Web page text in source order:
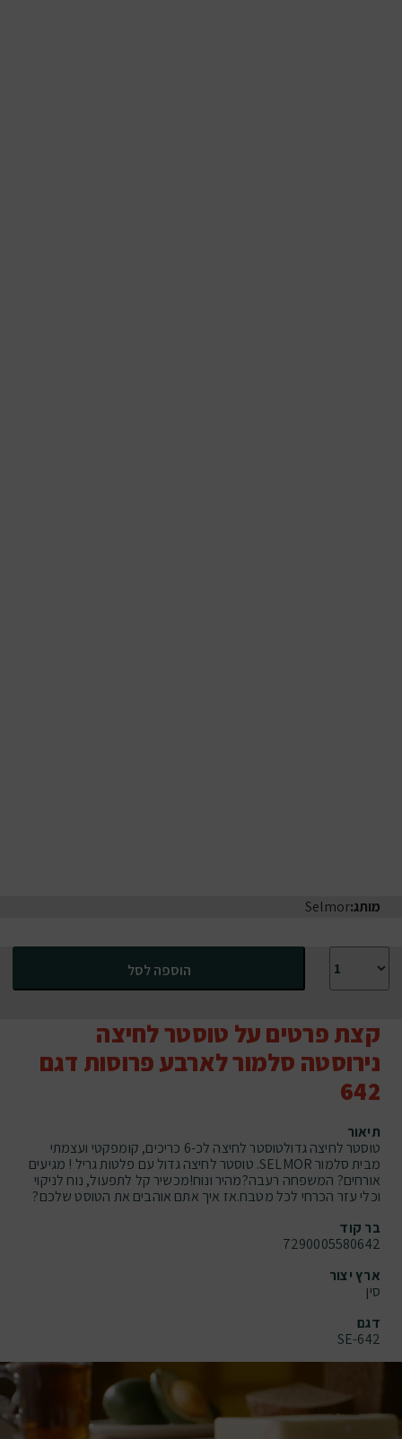
מותג:Selmor
הוספה לסל
קצת פרטים על טוסטר לחיצה
נירוסטה סלמור לארבע פרוסות דגם
642
תיאור
טוסטר לחיצה גדולטוסטר לחיצה לכ-6 כריכים, קומפקטי ועצמתי
מבית סלמור SELMOR. טוסטר לחיצה גדול עם פלטות גריל ! מגיעים
אורחים? המשפחה רעבה?מהיר ונוח!מכשיר קל לתפעול, נוח לניקוי
וכלי עזר הכרחי לכל מטבח.אז איך אתם אוהבים את הטוסט שלכם?
בר קוד
7290005580642
ארץ יצור
סין
דגם
SE-642